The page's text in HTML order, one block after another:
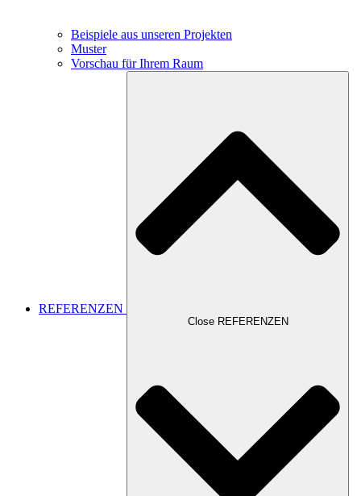
Beispiele aus unseren Projekten
Muster
Vorschau für Ihrem Raum
REFERENZEN
Close REFERENZEN